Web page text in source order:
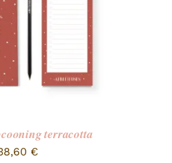
terracotta
€